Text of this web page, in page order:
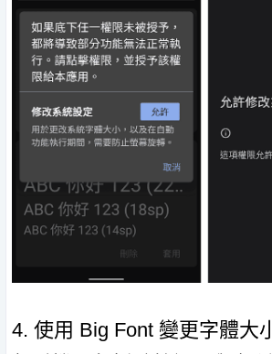
4. 使用 Big Font 變更字體大